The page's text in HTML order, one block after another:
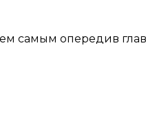
самым опередив